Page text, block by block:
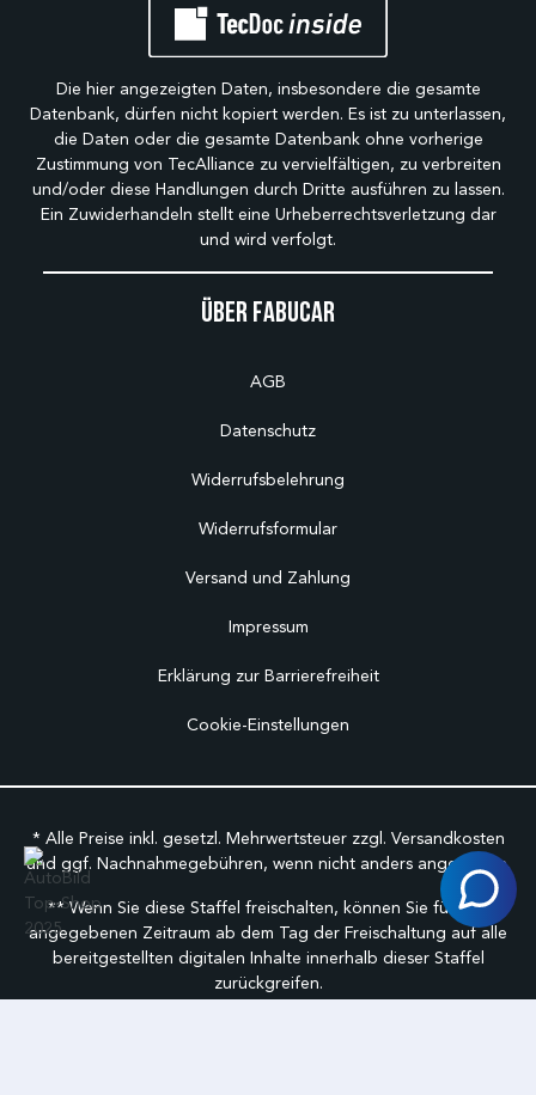
Über Fabucar
AGB
Datenschutz
Widerrufsbelehrung
Widerrufsformular
Versand und Zahlung
Impressum
Erklärung zur Barrierefreiheit
Cookie-Einstellungen
Die hier angezeigten Daten, insbesondere die gesamte
Datenbank, dürfen nicht kopiert werden. Es ist zu unterlassen,
die Daten oder die gesamte Datenbank ohne vorherige
Zustimmung von TecAlliance zu vervielfältigen, zu verbreiten
und/oder diese Handlungen durch Dritte ausführen zu lassen.
Ein Zuwiderhandeln stellt eine Urheberrechtsverletzung dar
und wird verfolgt.
* Alle Preise inkl. gesetzl. Mehrwertsteuer zzgl. Versandkosten
und ggf. Nachnahmegebühren, wenn nicht anders angegeben.
** Wenn Sie diese Staffel freischalten, können Sie für den
angegebenen Zeitraum ab dem Tag der Freischaltung auf alle
bereitgestellten digitalen Inhalte innerhalb dieser Staffel
zurückgreifen.